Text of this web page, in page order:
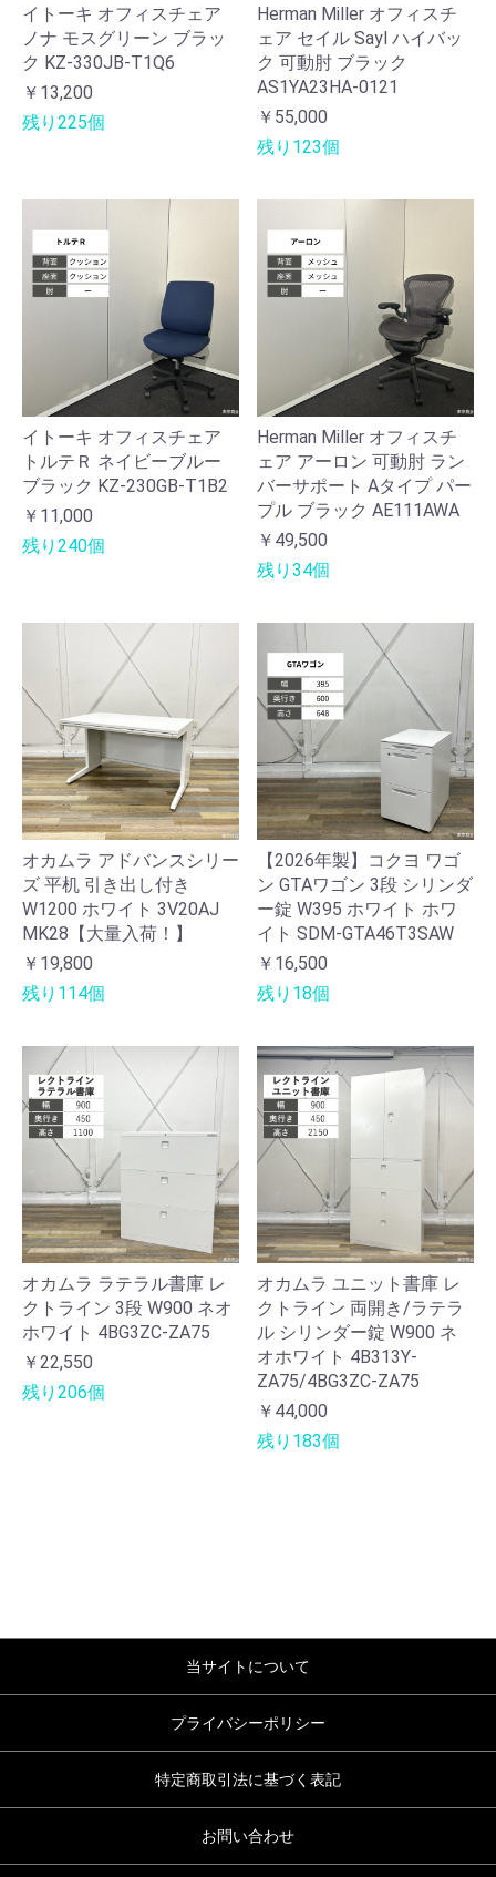
イトーキ オフィスチェア
ノナ モスグリーン ブラッ
ク KZ-330JB-T1Q6
￥13,200
残り225個
Herman Miller オフィスチ
ェア セイル Sayl ハイバッ
ク 可動肘 ブラック
AS1YA23HA-0121
￥55,000
残り123個
イトーキ オフィスチェア
トルテＲ ネイビーブルー
ブラック KZ-230GB-T1B2
￥11,000
残り240個
Herman Miller オフィスチ
ェア アーロン 可動肘 ラン
バーサポート Aタイプ パー
プル ブラック AE111AWA
￥49,500
残り34個
オカムラ アドバンスシリー
ズ 平机 引き出し付き
W1200 ホワイト 3V20AJ
MK28【大量入荷！】
￥19,800
残り114個
【2026年製】コクヨ ワゴ
ン GTAワゴン 3段 シリンダ
ー錠 W395 ホワイト ホワ
イト SDM-GTA46T3SAW
￥16,500
残り18個
オカムラ ラテラル書庫 レ
クトライン 3段 W900 ネオ
ホワイト 4BG3ZC-ZA75
￥22,550
残り206個
オカムラ ユニット書庫 レ
クトライン 両開き/ラテラ
ル シリンダー錠 W900 ネ
オホワイト 4B313Y-
ZA75/4BG3ZC-ZA75
￥44,000
残り183個
当サイトについて
プライバシーポリシー
特定商取引法に基づく表記
お問い合わせ